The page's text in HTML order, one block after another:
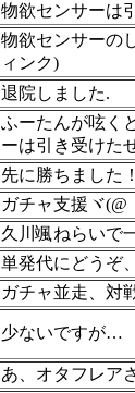
物欲センサーは
物欲センサーの
ィンク)
退院しました.
ふーたんが呟く
ーは引き受けた
先に勝ちました
ガチャ支援ヾ
久川颯ねらいで
単発代にどうぞ
ガチャ並走、対
少ないですが…
あ、オタフレア